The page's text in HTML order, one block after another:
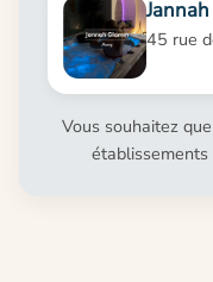
45 rue
Vous souhaitez
établissements